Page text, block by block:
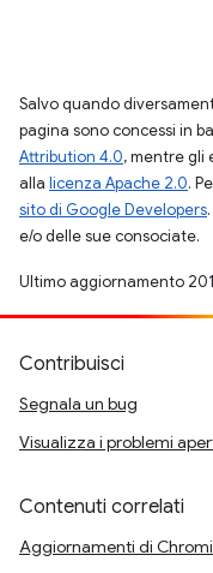
Salvo quando
pagina sono concessi in
Attribution 4.0, mentre gli
alla licenza Apache 2.0.
sito di Google Developers
e/o delle sue consociate.
Ultimo aggiornamento
Contribuisci
Segnala un bug
Visualizza i problemi
Contenuti correlati
Aggiornamenti di